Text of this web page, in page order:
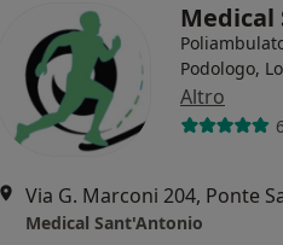
Podologo,
Altro
Via G. Marconi 204, Ponte
Medical Sant'Antonio